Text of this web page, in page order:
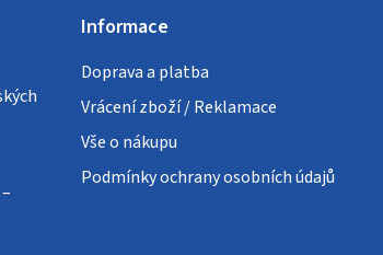
Informace
Doprava a platba
Vrácení zboží / Reklamace
Vše o nákupu
Podmínky ochrany osobních údajů